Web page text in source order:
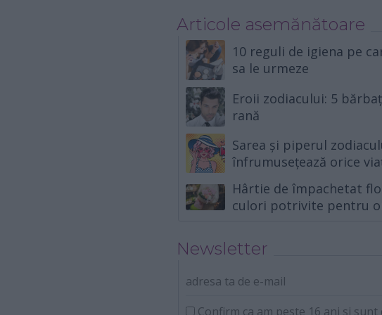
Articole asemănătoare
10 reguli de igiena pe
sa le urmeze
Eroii zodiacului: 5
rană
Sarea și piperul
înfrumusețează orice
Hârtie de împachetat
culori potrivite pentru
Newsletter
adresa ta de e-mail
Confirm ca am peste 16 ani si sunt